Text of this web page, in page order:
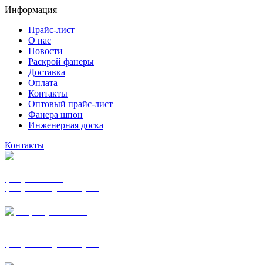
Информация
Прайс-лист
О нас
Новости
Раскрой фанеры
Доставка
Оплата
Контакты
Оптовый прайс-лист
Фанера шпон
Инженерная доска
Контакты